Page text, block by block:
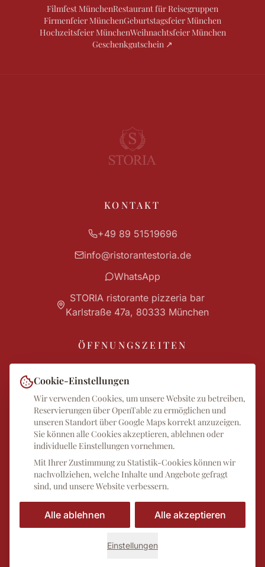
Cookie-Einstellungen
Wir verwenden Cookies, um unsere Website zu betreiben,
Reservierungen über OpenTable zu ermöglichen und
unseren Standort über Google Maps korrekt anzuzeigen.
Sie können alle Cookies akzeptieren, ablehnen oder
individuelle Einstellungen vornehmen.
Mit Ihrer Zustimmung zu Statistik-Cookies können wir
nachvollziehen, welche Inhalte und Angebote gefragt
sind, und unsere Website verbessern.
Alle ablehnen Alle akzeptieren
Einstellungen
Filmfest MünchenRestaurant für Reisegruppen
Firmenfeier MünchenGeburtstagsfeier München
Hochzeitsfeier MünchenWeihnachtsfeier München
Geschenkgutschein ↗
KONTAKT
+49 89 51519696
info@ristorantestoria.de
WhatsApp
STORIA ristorante pizzeria bar
Karlstraße 47a, 80333 München
ÖFFNUNGSZEITEN
Mo - Fr
Sa - So
01:00
Wir freuen uns auf Ihren Besuch
2026 STORIA – Ristorante Pizzeria · Italiener Maxvorstadt ·
Impressum· Datenschutz AGB·Lebensmittelinfo
Instagram